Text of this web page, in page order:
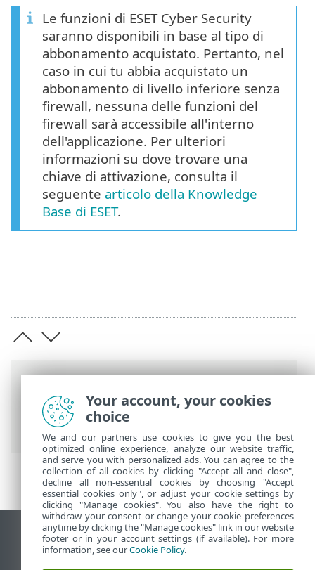
Guida online ESET
ESET Cyber Security
Attivazione prodotto
Le funzioni di ESET Cyber Security
saranno disponibili in base al tipo di
abbonamento acquistato. Pertanto, nel
caso in cui tu abbia acquistato un
abbonamento di livello inferiore senza
firewall, nessuna delle funzioni del
firewall sarà accessibile all'interno
dell'applicazione. Per ulteriori
informazioni su dove trovare una
chiave di attivazione, consulta il
seguente articolo della Knowledge
Base di ESET.
Visualizza sito desktop
End of Life
Your account, your cookies
choice
We and our partners use cookies to give you the best
optimized online experience, analyze our website traffic,
and serve you with personalized ads. You can agree to the
collection of all cookies by clicking "Accept all and close",
decline all non-essential cookies by choosing "Accept
essential cookies only", or adjust your cookie settings by
clicking "Manage cookies". You also have the right to
withdraw your consent or change your cookie preferences
anytime by clicking the "Manage cookies" link in our website
footer or in your account settings (if available). For more
information, see ourCookie Policy.